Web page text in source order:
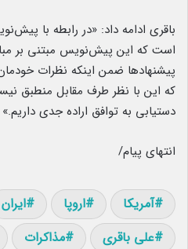
باقری ادامه داد: «در رابطه با
است که این پیش‌نویس مبتنی بر
پیشنهادها ضمن اینکه نظرات
که این با نظر طرف مقابل منطبق
دستیابی به توافق اراده جدی داریم.»
انتهای پیام/
آمریکا اروپا ایران
علی باقری
مذاکرات